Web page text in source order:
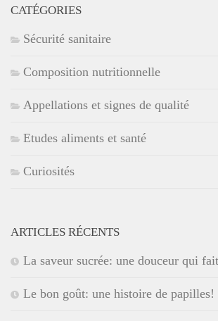
CATÉGORIES
Sécurité sanitaire
Composition nutritionnelle
Appellations et signes de qualité
Etudes aliments et santé
Curiosités
ARTICLES RÉCENTS
La saveur sucrée: une douceur qui
Le bon goût: une histoire de papilles!